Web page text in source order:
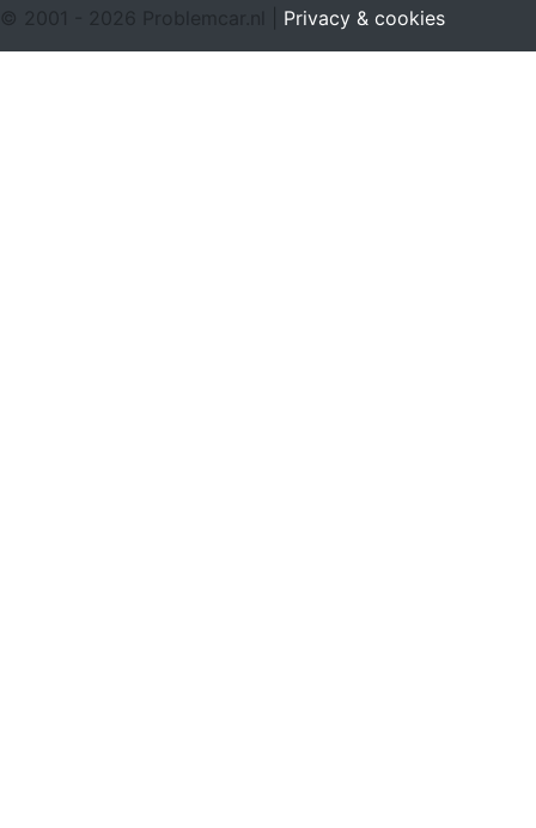
© 2001 - 2026 Problemcar.nl | Privacy & cookies